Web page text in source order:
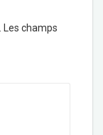
Les champs